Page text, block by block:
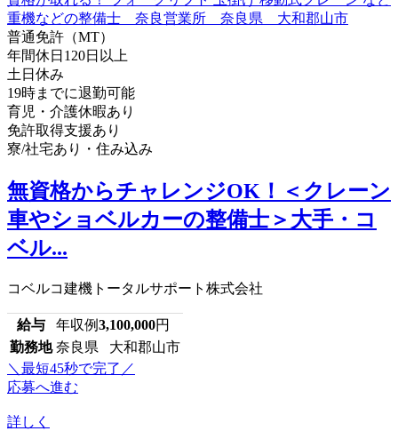
普通免許（MT）
年間休日120日以上
土日休み
19時までに退勤可能
育児・介護休暇あり
免許取得支援あり
寮/社宅あり・住み込み
無資格からチャレンジOK！＜クレーン
車やショベルカーの整備士＞大手・コ
ベル...
コベルコ建機トータルサポート株式会社
給与 年収例3,100,000円
勤務地 奈良県 大和郡山市
＼最短45秒で完了／
応募へ進む
詳しく